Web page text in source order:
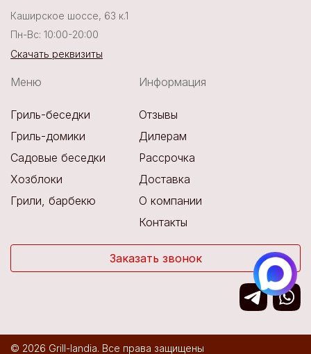
Каширское шоссе, 63 к.1
Пн-Вс: 10:00-20:00
Скачать реквизиты
Меню
Гриль-беседки
Гриль-домики
Садовые беседки
Хозблоки
Грили, барбекю
Информация
Отзывы
Дилерам
Рассрочка
Доставка
О компании
Контакты
Заказать звонок
© 2026 Grill-landia. Все права защищены